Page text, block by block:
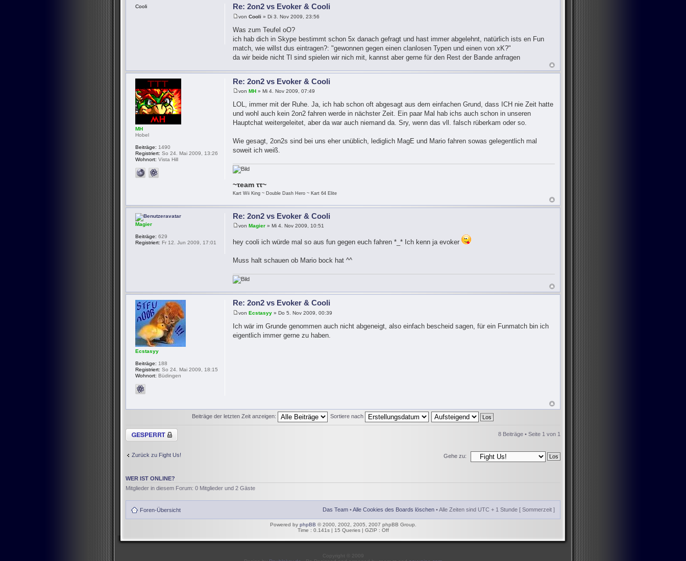
Re: 2on2 vs Evoker & Cooli
vonCooli » Di 3. Nov 2009, 23:56
Was zum Teufel oO?
ich hab dich in Skype bestimmt schon 5x danach gefragt und hast immer abgelehnt, natürlich ists en Fun
match, wie willst dus eintragen?: "gewonnen gegen einen clanlosen Typen und einen von xK?"
da wir beide nicht Tl sind spielen wir nich mit, kannst aber gerne für den Rest der Bande anfragen
Cooli
Re: 2on2 vs Evoker & Cooli
vonMH » Mi 4. Nov 2009, 07:49
LOL, immer mit der Ruhe. Ja, ich hab schon oft abgesagt aus dem einfachen Grund, dass ICH nie Zeit hatte
und wohl auch kein 2on2 fahren werde in nächster Zeit. Ein paar Mal hab ichs auch schon in unseren
Hauptchat weitergeleitet, aber da war auch niemand da. Sry, wenn das vll. falsch rüberkam oder so.
Wie gesagt, 2on2s sind bei uns eher unüblich, lediglich MagE und Mario fahren sowas gelegentlich mal
soweit ich weiß.
~τeam ττ~
Kart Wii King ~ Double Dash Hero ~ Kart 64 Elite
MH
Hobel
Beiträge: 1490
Registriert: So 24. Mai 2009, 13:26
Wohnort: Vista Hill
Re: 2on2 vs Evoker & Cooli
von Magier » Mi 4. Nov 2009, 10:51
hey cooli ich würde mal so aus fun gegen euch fahren *_* Ich kenn ja evoker
Muss halt schauen ob Mario bock hat ^^
Magier
Beiträge: 629
Registriert: Fr 12. Jun 2009, 17:01
Re: 2on2 vs Evoker & Cooli
vonEcstasyy » Do 5. Nov 2009, 00:39
Ich wär im Grunde genommen auch nicht abgeneigt, also einfach bescheid sagen, für ein Funmatch bin ich
eigentlich immer gerne zu haben.
Ecstasyy
Beiträge: 188
Registriert: So 24. Mai 2009, 18:15
Wohnort: Büdingen
Beiträge der letzten Zeit anzeigen: Sortiere nach
Thema gesperrt 8 Beiträge • Seite 1 von 1
Zurück zu Fight Us! Gehe zu:
WER IST ONLINE?
Mitglieder in diesem Forum: 0 Mitglieder und 2 Gäste
Foren-Übersicht Das Team •Alle Cookies des Boards löschen • Alle Zeiten sind UTC + 1 Stunde [ Sommerzeit ]
Powered by phpBB © 2000, 2002, 2005, 2007 phpBB Group.
Time : 0.141s | 15 Queries | GZIP : Off
Copyright © 2009